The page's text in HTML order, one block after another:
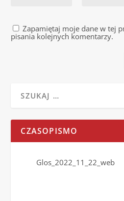
Zapamiętaj moje dane w tej
pisania kolejnych komentarzy.
CZASOPISMO
Glos_2022_11_22_web